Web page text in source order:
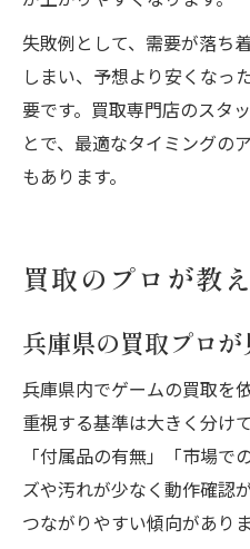
失敗例として、需要が落ち
しまい、予想より安くなっ
要です。買取専門店のスタ
とで、最適なタイミングの
もあります。
買取のプロが教
兵庫県の買取プロ
兵庫県内でゲームの買取を
重視する基準は大きく分け
「付属品の有無」「市場で
ズや汚れが少なく動作確認
つながりやすい傾向がありま